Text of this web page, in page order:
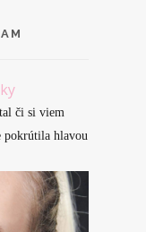
či si viem
pokrútila hlavou